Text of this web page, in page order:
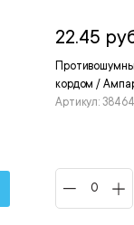
кордом /
Артикул:
22.45